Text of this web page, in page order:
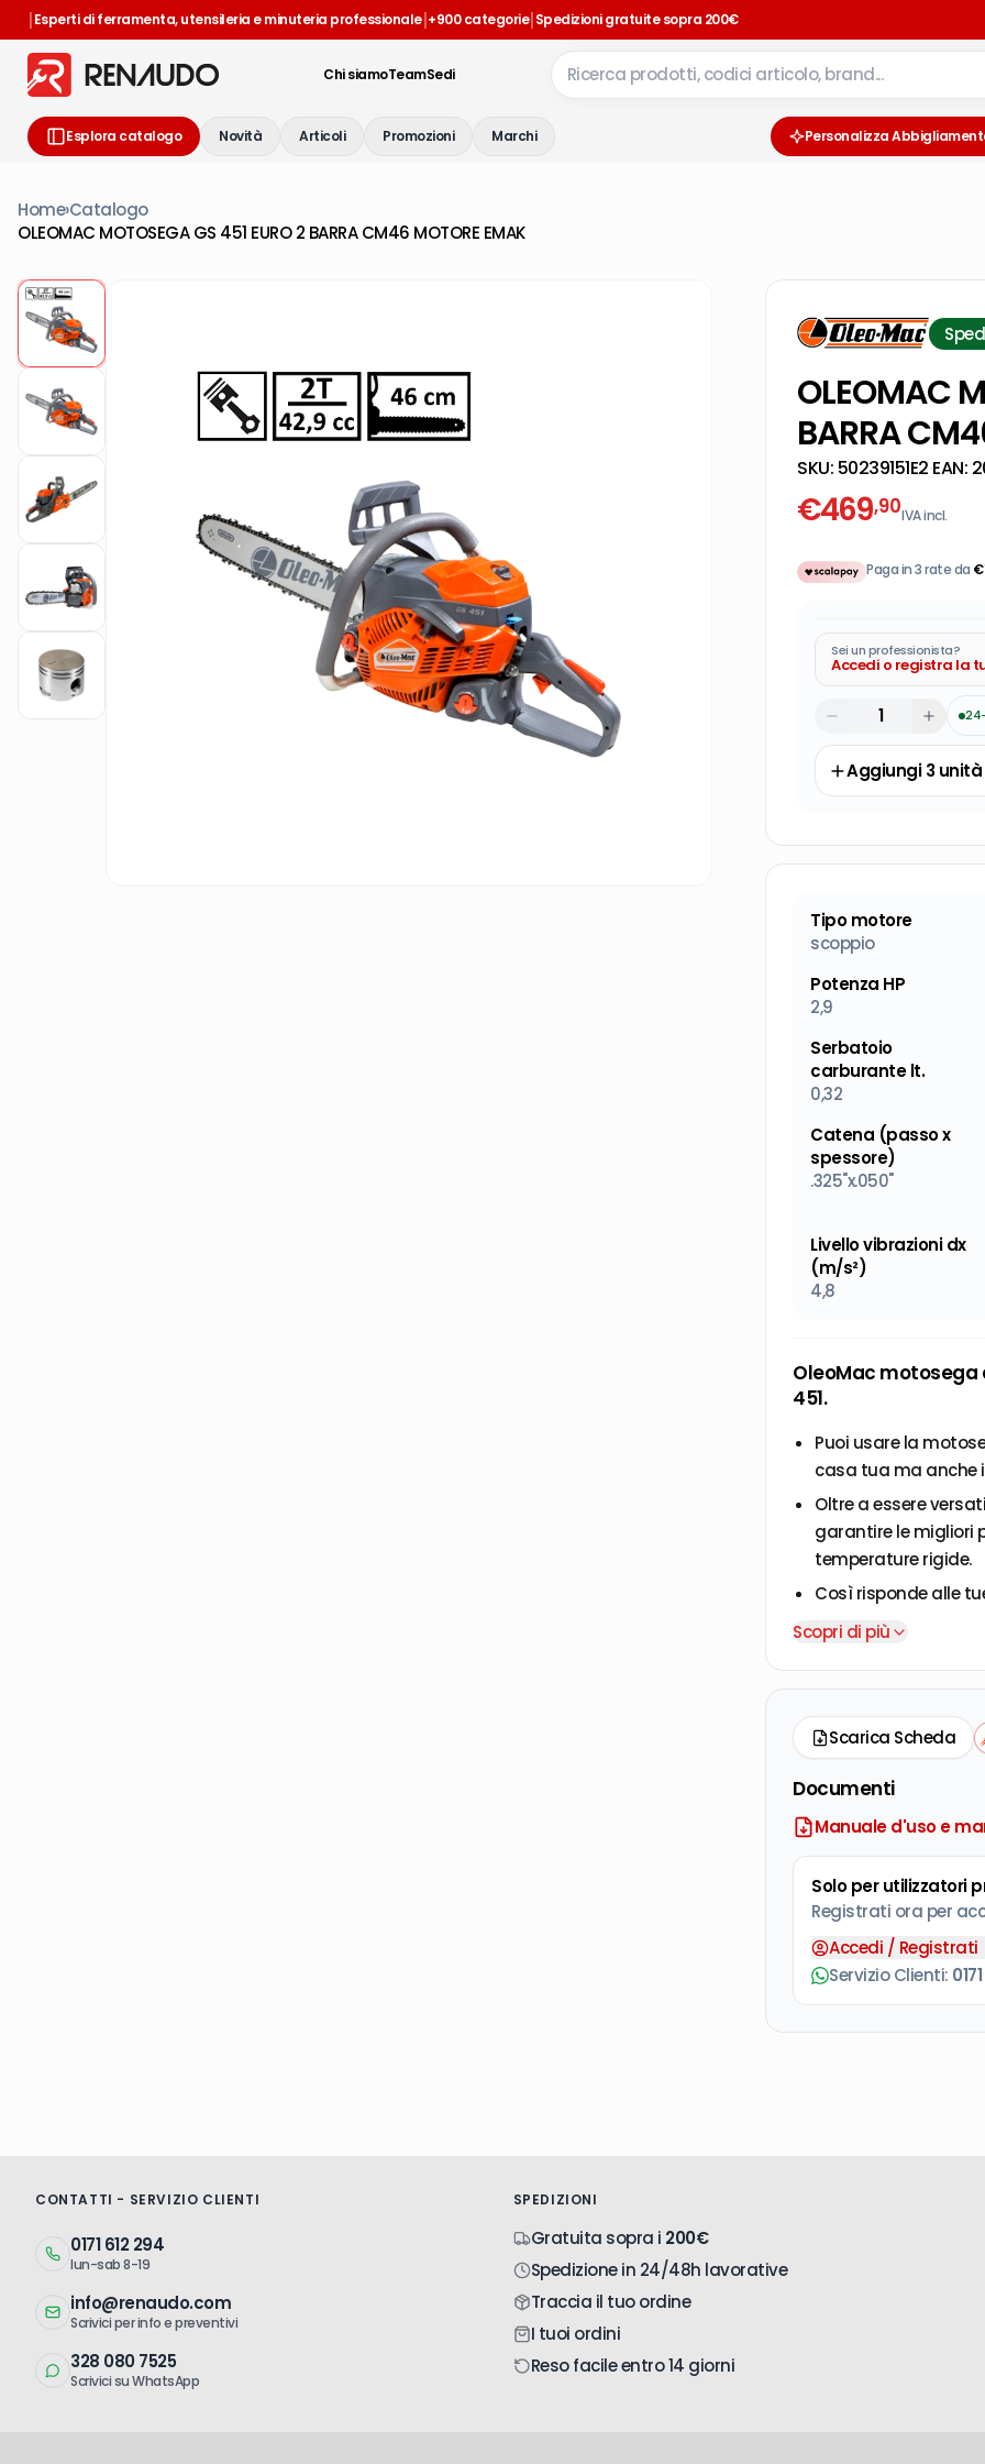
|Esperti di ferramenta, utensileria e minuteria professionale|+900 categorie|Spedizioni gratuite sopra 200€
Chi siamoTeamSedi
Esplora catalogo Novità Articoli Promozioni Marchi Personalizza
Home›Catalogo
OLEOMAC MOTOSEGA GS 451 EURO 2 BARRA CM46 MOTORE EMAK
OLEOMAC
BARRA
SKU: 50239151E2 EAN:
€469,90IVA incl.
Paga in 3 rate da €
Sei un professionista?
Accedi o registra la
Aggiungi3unità
Tipo motore
scoppio
Potenza HP
2,9
Serbatoio
carburante lt.
0,32
Catena (passo x
spessore)
.325"x.050"
Livello vibrazioni dx
(m/s²)
4,8
OleoMac motosega
451.
Puoi usare la
casa tua ma anche
Oltre a essere
garantire le migliori
temperature rigide.
Così risponde alle
Davvero versatile:
Resiste all’usura del
Il nuovo motore
ottimizzare le
Dotata di “EasyOn"
strappo, basta
Indicatore di livello
sarà un gioco da
Pompa olio
Scopri di più
Scarica Scheda
Documenti
Manuale d'uso e
Solo per utilizzatori
Registrati ora per
Accedi / Registrati
Servizio Clienti:
CONTATTI - SERVIZIO CLIENTI
0171 612 294
lun-sab 8-19
info@renaudo.com
Scrivici per info e preventivi
328 080 7525
Scrivici su WhatsApp
SPEDIZIONI
Gratuita sopra i 200€
Spedizione in 24/48h lavorative
Traccia il tuo ordine
I tuoi ordini
Reso facile entro 14 giorni